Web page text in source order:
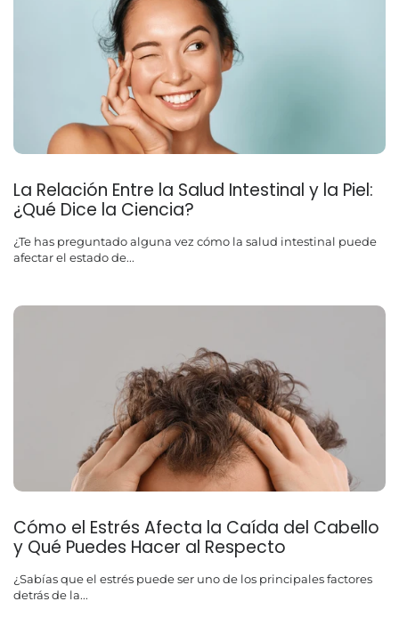
La Relación Entre la Salud Intestinal y la Piel:
¿Qué Dice la Ciencia?
¿Te has preguntado alguna vez cómo la salud intestinal puede
afectar el estado de...
Cómo el Estrés Afecta la Caída del Cabello
y Qué Puedes Hacer al Respecto
¿Sabías que el estrés puede ser uno de los principales factores
detrás de la...